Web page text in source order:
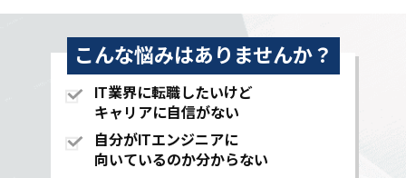
こんな悩みはありませんか？
IT業界に転職したいけど
キャリアに自信がない
自分がITエンジニアに
向いているのか分からない